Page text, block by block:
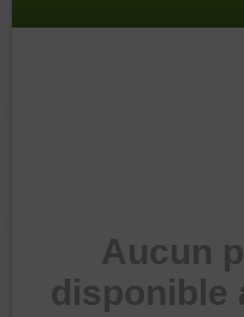
Aucun
disponible